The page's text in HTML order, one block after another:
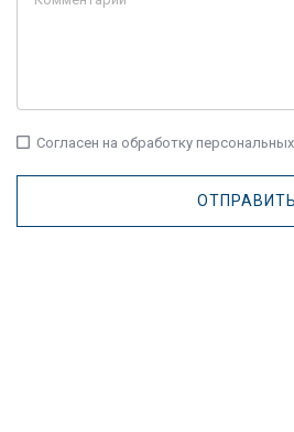
check_box_outline_blank Согласен на обработку